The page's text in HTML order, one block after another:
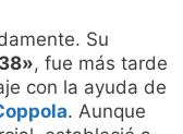
Su
, fue más tarde
con la ayuda de
. Aunque